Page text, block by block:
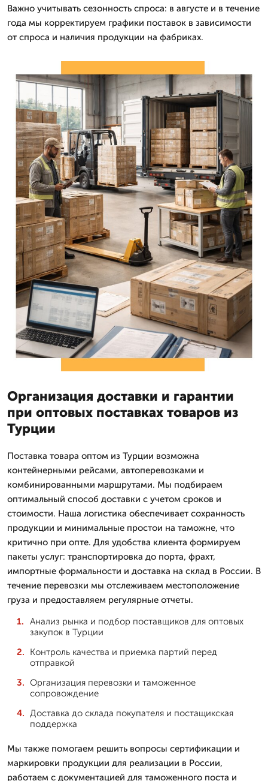
Важно учитывать сезонность спроса: в августе и в течение
года мы корректируем графики поставок в зависимости
от спроса и наличия продукции на фабриках.
Организация доставки и гарантии
при оптовых поставках товаров из
Турции
Поставка товара оптом из Турции возможна
контейнерными рейсами, автоперевозками и
комбинированными маршрутами. Мы подбираем
оптимальный способ доставки с учетом сроков и
стоимости. Наша логистика обеспечивает сохранность
продукции и минимальные простои на таможне, что
критично при опте. Для удобства клиента формируем
пакеты услуг: транспортировка до порта, фрахт,
импортные формальности и доставка на склад в России. В
течение перевозки мы отслеживаем местоположение
груза и предоставляем регулярные отчеты.
Анализ рынка и подбор поставщиков для оптовых
закупок в Турции
Контроль качества и приемка партий перед
отправкой
Организация перевозки и таможенное
сопровождение
Доставка до склада покупателя и постащикская
поддержка
Мы также помогаем решить вопросы сертификации и
маркировки продукции для реализации в России,
работаем с документацией для таможенного поста и